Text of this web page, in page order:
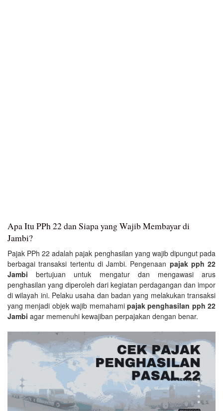
Apa Itu PPh 22 dan Siapa yang Wajib Membayar di
Jambi?
Pajak PPh 22 adalah pajak penghasilan yang wajib dipungut pada
berbagai transaksi tertentu di Jambi. Pengenaan pajak pph 22
Jambi bertujuan untuk mengatur dan mengawasi arus
penghasilan yang diperoleh dari kegiatan perdagangan dan impor
di wilayah ini. Pelaku usaha dan badan yang melakukan transaksi
yang menjadi objek wajib memahami pajak penghasilan pph 22
Jambi agar memenuhi kewajiban perpajakan dengan benar.